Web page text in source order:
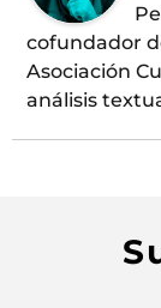
cofundador
Asociación
análisis